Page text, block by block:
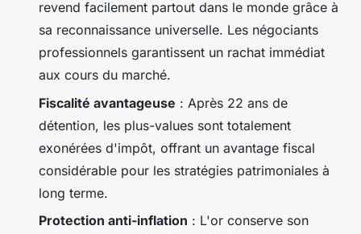
revend facilement partout dans le monde grâce à
sa reconnaissance universelle. Les négociants
professionnels garantissent un rachat immédiat
aux cours du marché.
Fiscalité avantageuse : Après 22 ans de
détention, les plus-values sont totalement
exonérées d'impôt, offrant un avantage fiscal
considérable pour les stratégies patrimoniales à
long terme.
Protection anti-inflation : L'or conserve son